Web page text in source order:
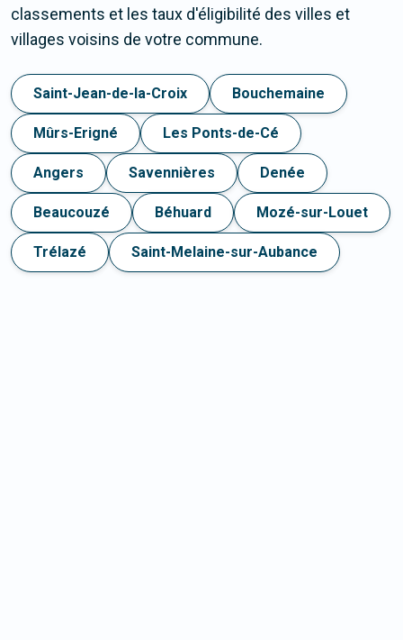
classements et les taux d'éligibilité des villes et
villages voisins de votre commune.
Saint-Jean-de-la-Croix Bouchemaine
Mûrs-Erigné Les Ponts-de-Cé
Angers Savennières Denée
Beaucouzé Béhuard Mozé-sur-Louet
Trélazé Saint-Melaine-sur-Aubance